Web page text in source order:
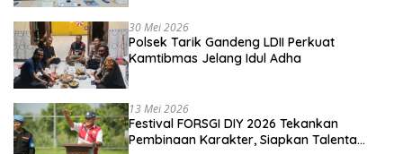
30 Mei 2026
Polsek Tarik Gandeng LDII Perkuat
Kamtibmas Jelang Idul Adha
13 Mei 2026
Festival FORSGI DIY 2026 Tekankan
Pembinaan Karakter, Siapkan Talenta